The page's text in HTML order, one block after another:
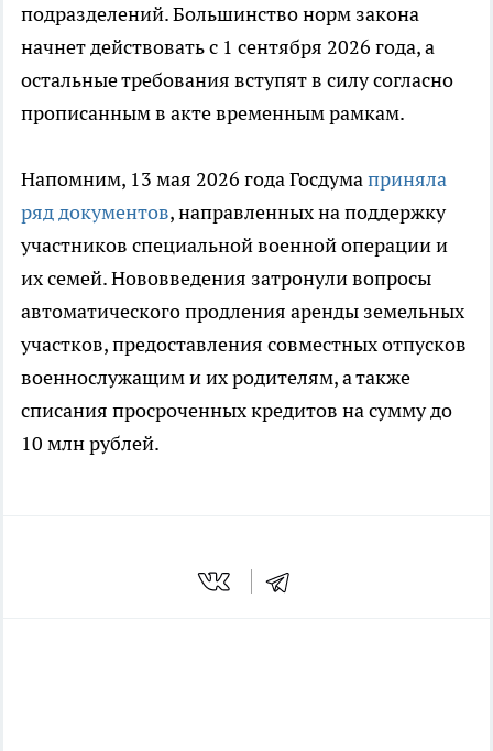
подразделений. Большинство норм закона
начнет действовать с 1 сентября 2026 года, а
остальные требования вступят в силу согласно
прописанным в акте временным рамкам.
Напомним, 13 мая 2026 года Госдумаприняла
ряд документов, направленных на поддержку
участников специальной военной операции и
их семей. Нововведения затронули вопросы
автоматического продления аренды земельных
участков, предоставления совместных отпусков
военнослужащим и их родителям, а также
списания просроченных кредитов на сумму до
10 млн рублей.